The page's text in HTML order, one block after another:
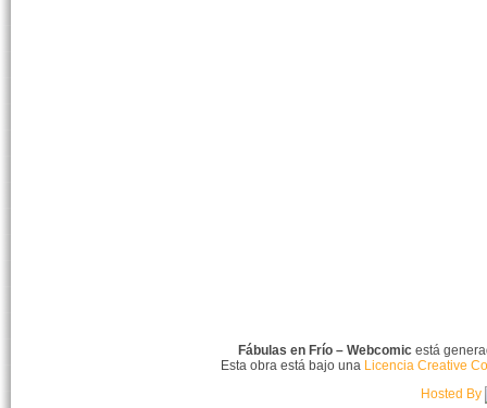
Fábulas en Frío – Webcomicestá
Esta obra está bajo una Licencia Creative
Hosted By